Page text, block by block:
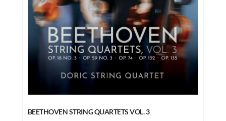
BEETHOVEN STRING QUARTETS VOL. 3